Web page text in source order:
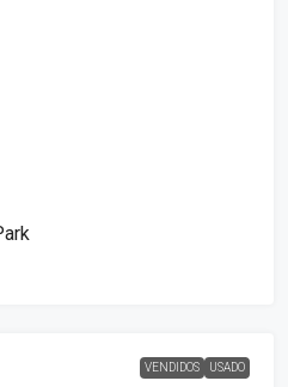
VENDIDOS USADO